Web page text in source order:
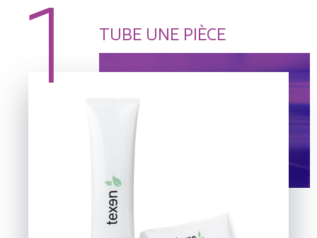
1 TUBE UNE PIÈCE